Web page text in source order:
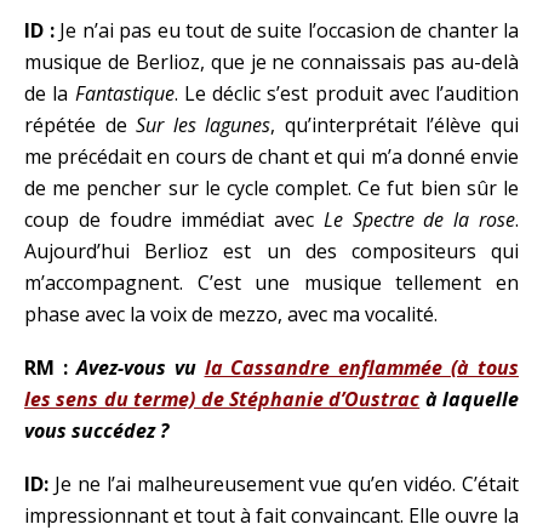
ID :Je n’ai pas eu tout de suite l’occasion de chanter la
musique de Berlioz, que je ne connaissais pas au-delà
de la Fantastique. Le déclic s’est produit avec l’audition
répétée deSur les lagunes, qu’interprétait l’élève qui
me précédait en cours de chant et qui m’a donné envie
de me pencher sur le cycle complet. Ce fut bien sûr le
coup de foudre immédiat avec Le Spectre de la rose.
Aujourd’hui Berlioz est un des compositeurs qui
m’accompagnent. C’est une musique tellement en
phase avec la voix de mezzo, avec ma vocalité.
RM :Avez-vous vu la Cassandre enflammée (à tous
les sens du terme) de Stéphanie d’Oustrac à laquelle
vous succédez ?
ID: Je ne l’ai malheureusement vue qu’en vidéo. C’était
impressionnant et tout à fait convaincant. Elle ouvre la